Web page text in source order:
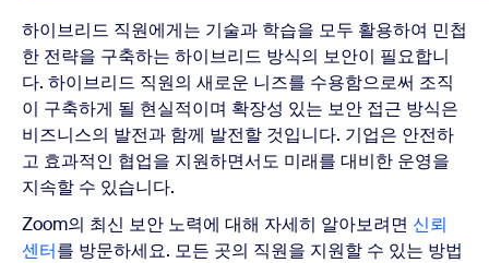
하이브리드 직원에게는 기술과 학습을 모두 활용하여 민첩
한 전략을 구축하는 하이브리드 방식의 보안이 필요합니
다. 하이브리드 직원의 새로운 니즈를 수용함으로써 조직
이 구축하게 될 현실적이며 확장성 있는 보안 접근 방식은
비즈니스의 발전과 함께 발전할 것입니다. 기업은 안전하
고 효과적인 협업을 지원하면서도 미래를 대비한 운영을
지속할 수 있습니다.
Zoom의 최신 보안 노력에 대해 자세히 알아보려면 신뢰
센터를 방문하세요. 모든 곳의 직원을 지원할 수 있는 방법